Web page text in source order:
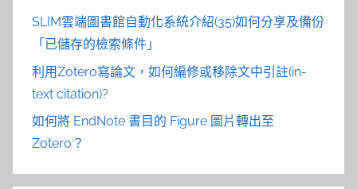
SLIM雲端圖書館自動化系統介紹(35)如何分享及備份
「已儲存的檢索條件」
利用Zotero寫論文，如何編修或移除文中引註(in-
text citation)?
如何將 EndNote 書目的 Figure 圖片轉出至
Zotero？